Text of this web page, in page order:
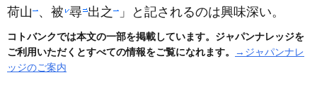
荷山 、被 尋 出之 」と記されるのは興味深い。
コトバンクでは本文の一部を掲載しています。ジャパンナレッジを
ご利用いただくとすべての情報をご覧になれます。
→ジャパンナレ
ッジのご案内